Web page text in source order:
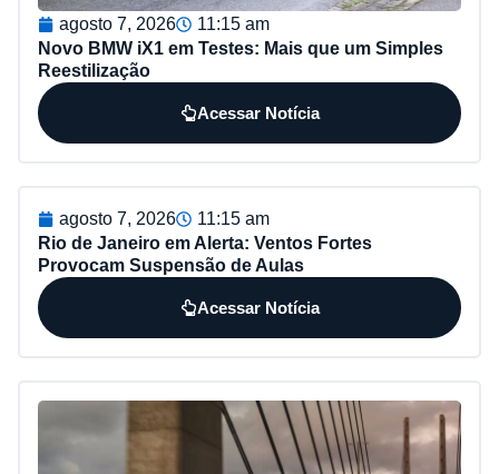
agosto 7, 2026
11:15 am
Novo BMW iX1 em Testes: Mais que um Simples
Reestilização
Acessar Notícia
agosto 7, 2026
11:15 am
Rio de Janeiro em Alerta: Ventos Fortes
Provocam Suspensão de Aulas
Acessar Notícia